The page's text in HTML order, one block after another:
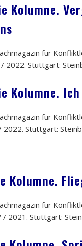
Kolumne.
für
2022. Stuttgart:
Kolumne.
für
2022. Stuttgart:
Kolumne.
für
/ 2021. Stuttgart: